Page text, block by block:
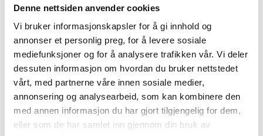
Denne nettsiden anvender cookies
Vi bruker informasjonskapsler for å gi innhold og
annonser et personlig preg, for å levere sosiale
mediefunksjoner og for å analysere trafikken vår. Vi deler
dessuten informasjon om hvordan du bruker nettstedet
vårt, med partnerne våre innen sosiale medier,
annonsering og analysearbeid, som kan kombinere den
med annen informasjon du har gjort tilgjengelig for dem,
eller som de har samlet inn gjennom din bruk av
HVOR MANGE RETTE FÅR DU? 29. JUN 2020
Ny quiz om seniorer i arbeidslivet
Hvor mye kan du om aldring og arbeid? Test
deg selv på 20 spørsmål om fordommer,